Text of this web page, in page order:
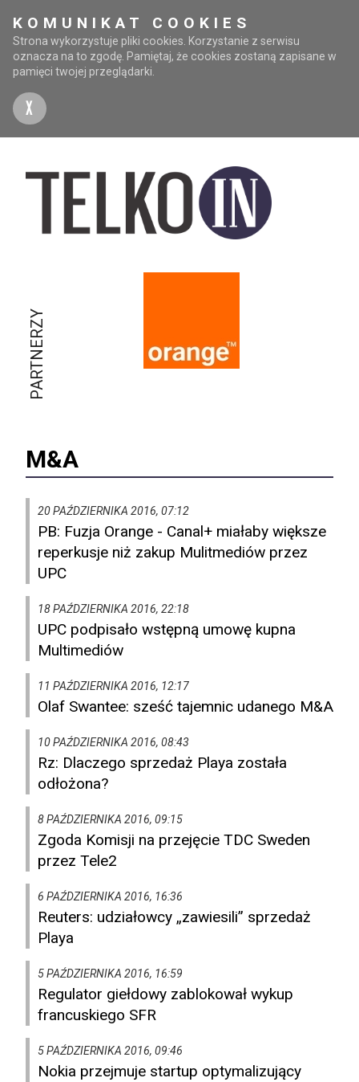
KOMUNIKAT COOKIES
Strona wykorzystuje pliki cookies. Korzystanie z serwisu
oznacza na to zgodę. Pamiętaj, że cookies zostaną zapisane w
pamięci twojej przeglądarki.
X
PARTNERZY
M&A
20 PAŹDZIERNIKA 2016, 07:12
PB: Fuzja Orange - Canal+ miałaby większe
reperkusje niż zakup Mulitmediów przez
UPC
18 PAŹDZIERNIKA 2016, 22:18
UPC podpisało wstępną umowę kupna
Multimediów
11 PAŹDZIERNIKA 2016, 12:17
Olaf Swantee: sześć tajemnic udanego M&A
10 PAŹDZIERNIKA 2016, 08:43
Rz: Dlaczego sprzedaż Playa została
odłożona?
8 PAŹDZIERNIKA 2016, 09:15
Zgoda Komisji na przejęcie TDC Sweden
przez Tele2
6 PAŹDZIERNIKA 2016, 16:36
Reuters: udziałowcy „zawiesili” sprzedaż
Playa
5 PAŹDZIERNIKA 2016, 16:59
Regulator giełdowy zablokował wykup
francuskiego SFR
5 PAŹDZIERNIKA 2016, 09:46
Nokia przejmuje startup optymalizujący